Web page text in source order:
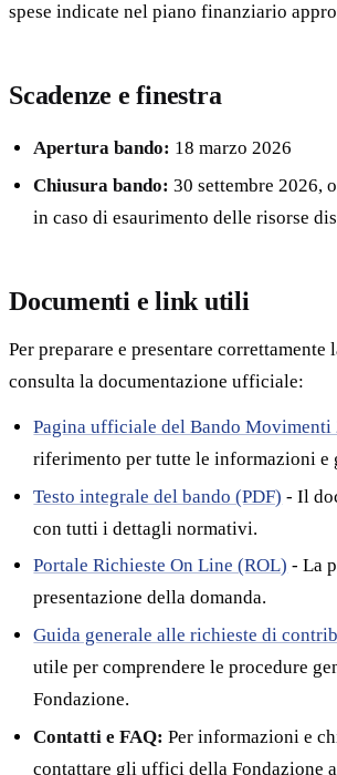
spese indicate nel piano finanziario
Scadenze e finestra
Apertura bando: 18 marzo 2026
Chiusura bando: 30 settembre 2026,
in caso di esaurimento delle risorse
Documenti e link utili
Per preparare e presentare correttamente
consulta la documentazione ufficiale:
Pagina ufficiale del Bando Movimenti
riferimento per tutte le informazioni e
Testo integrale del bando (PDF) - Il
con tutti i dettagli normativi.
Portale Richieste On Line (ROL) - La
presentazione della domanda.
Guida generale alle richieste di
utile per comprendere le procedure
Fondazione.
Contatti e FAQ: Per informazioni e
contattare gli uffici della Fondazione